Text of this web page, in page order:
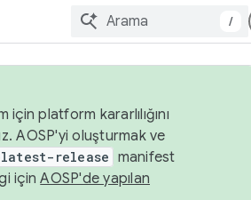
/
platform kararlılığını
AOSP'yi oluşturmak ve
release manifest
içinAOSP'de yapılan